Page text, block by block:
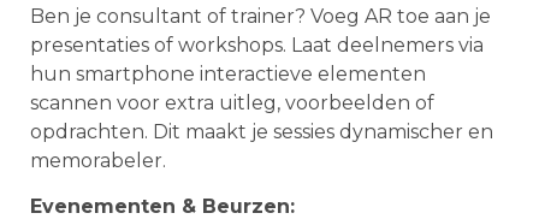
Ben je consultant of trainer? Voeg AR toe aan je
presentaties of workshops. Laat deelnemers via
hun smartphone interactieve elementen
scannen voor extra uitleg, voorbeelden of
opdrachten. Dit maakt je sessies dynamischer en
memorabeler.
Evenementen & Beurzen: